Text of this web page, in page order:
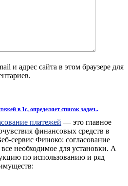
и адрес сайта в этом браузере для
в 1с, определяет список задач..
платежей — это главное
финансовых средств в
сервис Финоко: согласование
необходимое для установки. А
по использованию и ряд